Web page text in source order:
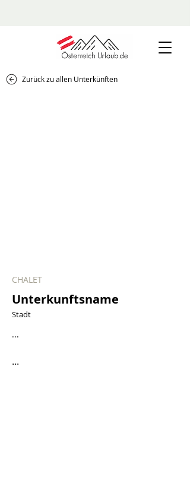
Zurück zu allen Unterkünften
CHALET
Unterkunftsname
Stadt
...
...